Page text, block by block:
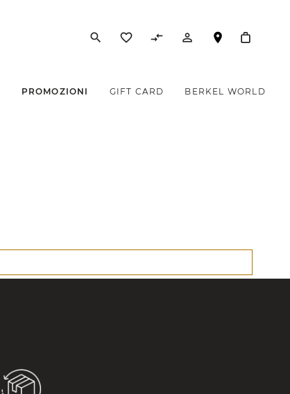
search favorite_border compare_arrows person_outline
PROMOZIONI GIFT CARD BERKEL WORLD